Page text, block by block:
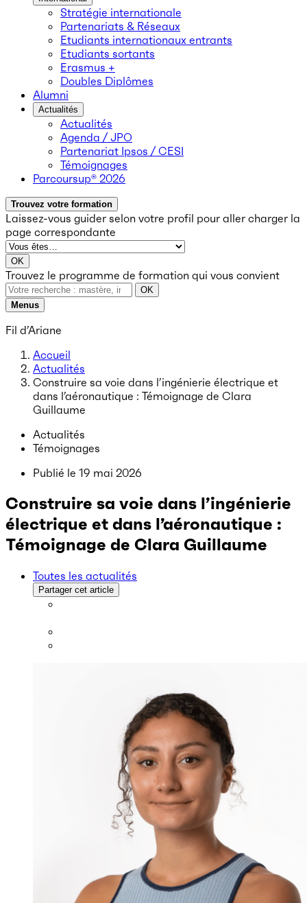
Stratégie internationale
Partenariats & Réseaux
Etudiants internationaux entrants
Etudiants sortants
Erasmus +
Doubles Diplômes
Alumni
Actualités
Actualités
Agenda / JPO
Partenariat Ipsos / CESI
Témoignages
Parcoursup® 2026
Trouvez votre formation
Laissez-vous guider selon votre profil pour aller charger la
page correspondante
OK
Trouvez le programme de formation qui vous convient
OK
Menus
Fil d’Ariane
Accueil
Actualités
Construire sa voie dans l’ingénierie électrique et
dans l’aéronautique : Témoignage de Clara
Guillaume
Actualités
Témoignages
Publié le 19 mai 2026
Construire sa voie dans l’ingénierie
électrique et dans l’aéronautique :
Témoignage de Clara Guillaume
Toutes les actualités
Partager cet article